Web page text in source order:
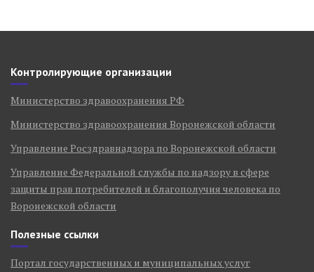
Контролирующие организации
Министерство здравоохранения РФ
Министерство здравоохранения Воронежской области
Управление Росздравнадзора по Воронежской области
Управление Федеральной службы по надзору в сфере
защиты прав потребителей и благополучия человека по
Воронежской области
Полезные ссылки
Портал государственных и муниципальных услуг